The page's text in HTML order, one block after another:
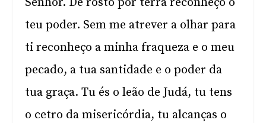
teu poder. Sem me atrever a olhar para
ti reconheço a minha fraqueza e o meu
pecado, a tua santidade e o poder da
tua graça. Tu és o leão de Judá, tu tens
o cetro da misericórdia, tu alcanças o